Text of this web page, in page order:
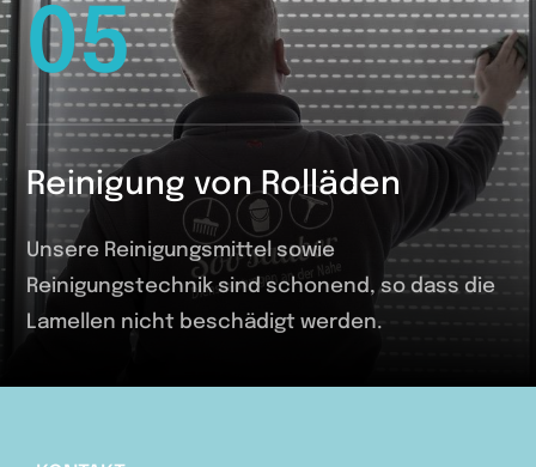
05
Reinigung von Rolläden
Unsere Reinigungsmittel sowie
Reinigungstechnik sind schonend, so dass die
Lamellen nicht beschädigt werden.